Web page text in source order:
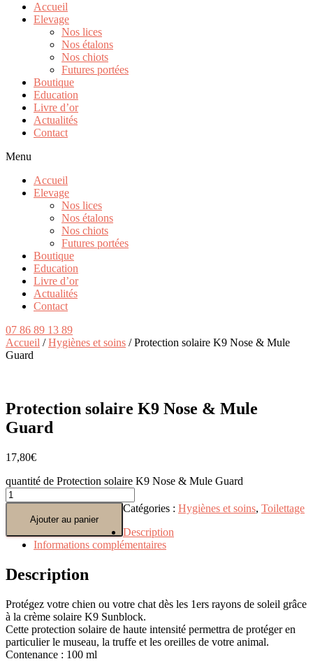
Accueil
Elevage
Nos lices
Nos étalons
Nos chiots
Futures portées
Boutique
Education
Livre d’or
Actualités
Contact
Menu
Accueil
Elevage
Nos lices
Nos étalons
Nos chiots
Futures portées
Boutique
Education
Livre d’or
Actualités
Contact
07 86 89 13 89
Accueil /Hygiènes et soins / Protection solaire K9 Nose & Mule
Guard
Protection solaire K9 Nose & Mule
Guard
17,80€
quantité de Protection solaire K9 Nose & Mule Guard
Ajouter au panier
Catégories : Hygiènes et soins, Toilettage
Description
Informations complémentaires
Description
Protégez votre chien ou votre chat dès les 1ers rayons de soleil grâce
à la crème solaire K9 Sunblock.
Cette protection solaire de haute intensité permettra de protéger en
particulier le museau, la truffe et les oreilles de votre animal.
Contenance : 100 ml